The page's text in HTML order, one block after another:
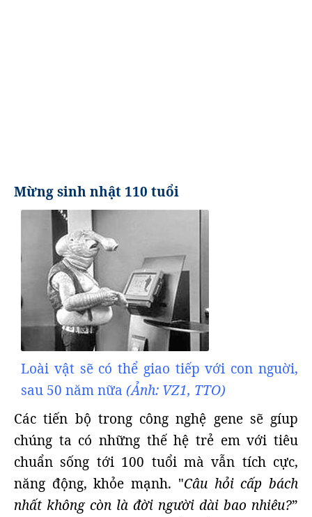
Mừng sinh nhật 110 tuổi
Loài vật sẽ có thể giao tiếp với con nguời,
sau 50 năm nữa (Ảnh: VZ1, TTO)
Các tiến bộ trong công nghệ gene sẽ gíup
chúng ta có những thế hệ trẻ em với tiêu
chuẩn sống tới 100 tuổi mà vẫn tích cực,
năng động, khỏe mạnh. "Câu hỏi cấp bách
nhất không còn là đời người dài bao nhiêu?”